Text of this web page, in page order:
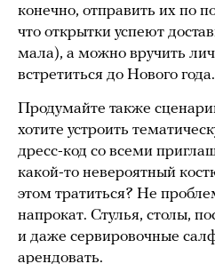
конечно, отправить их по
что открытки успеют
мала), а можно вручить
встретиться до Нового года.
Продумайте также
хотите устроить
дресс-код со всеми
какой-то невероятный
этом тратиться? Не
напрокат. Стулья, столы,
и даже сервировочные
арендовать.